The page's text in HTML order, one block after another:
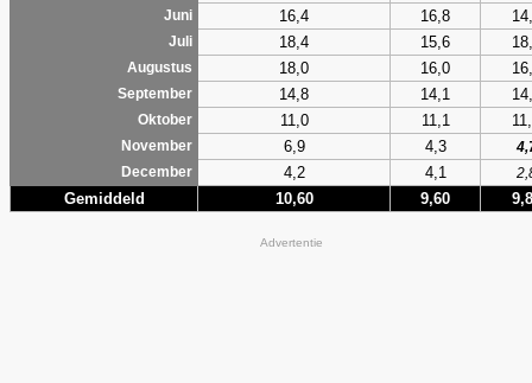
Juni 16,4 16,8
Juli 18,4 15,6
Augustus 18,0 16,0
September 14,8 14,1
Oktober 11,0 11,1
November 6,9 4,3
December
4,2 4,1
Gemiddeld 10,60 9,60
Advertentie